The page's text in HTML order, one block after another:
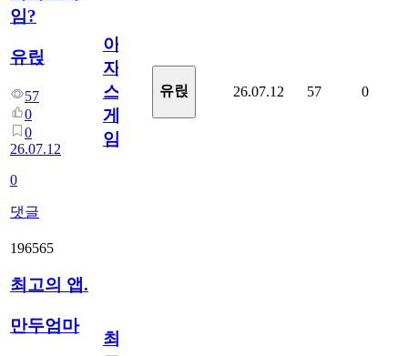
임?
유릱
57
0
0
26.07.12
0
댓글
아
자
스
게
임?
유릱 26.07.12 57 0
196565
최고의 앱.
만두엄마
최